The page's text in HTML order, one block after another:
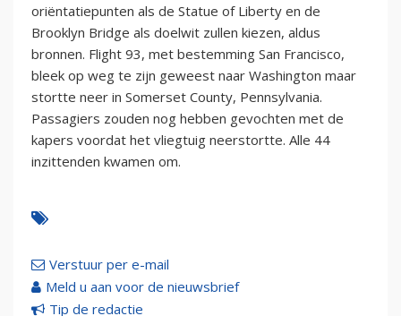
oriëntatiepunten als de Statue of Liberty en de
Brooklyn Bridge als doelwit zullen kiezen, aldus
bronnen. Flight 93, met bestemming San Francisco,
bleek op weg te zijn geweest naar Washington maar
stortte neer in Somerset County, Pennsylvania.
Passagiers zouden nog hebben gevochten met de
kapers voordat het vliegtuig neerstortte. Alle 44
inzittenden kwamen om.
Verstuur per e-mail
Meld u aan voor de nieuwsbrief
Tip de redactie